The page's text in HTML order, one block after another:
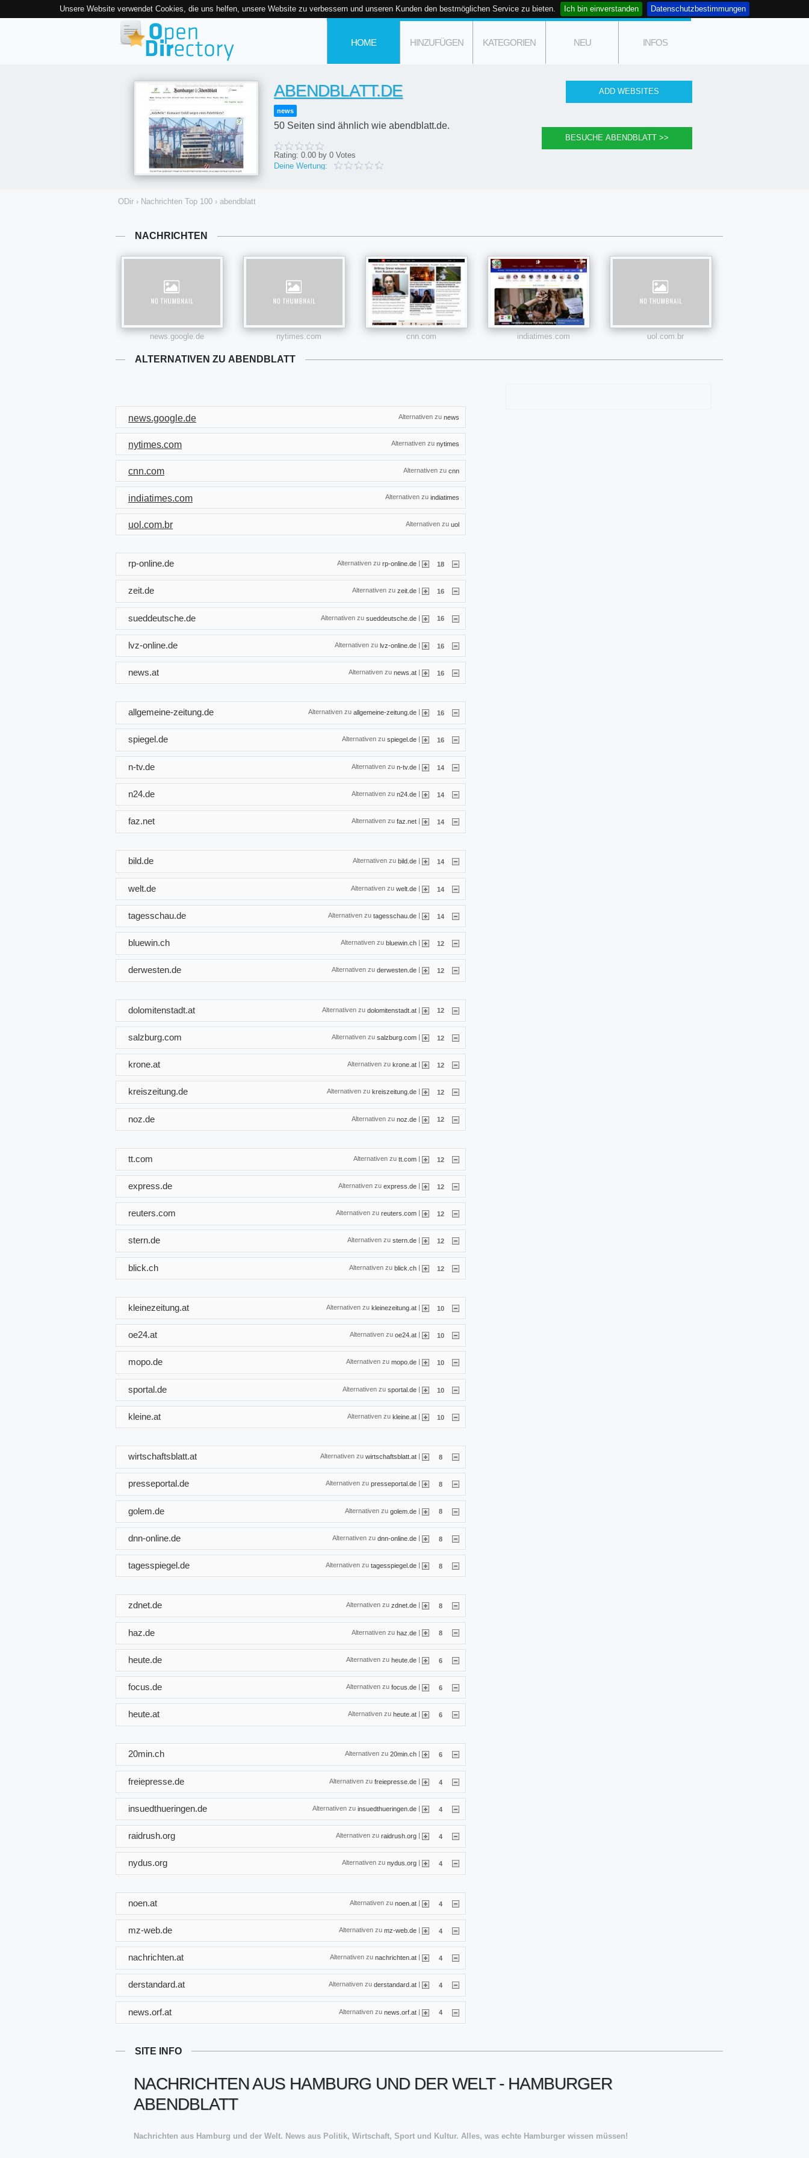
Unsere Website verwendet Cookies, die uns helfen, unsere Website zu verbessern und unseren Kunden den bestmöglichen Service zu bieten. Ich bin einverstanden Datenschutzbestimmungen
HOME HINZUFÜGEN KATEGORIEN NEU INFOS
ABENDBLATT.DE
news
50 Seiten sind ähnlich wie abendblatt.de.
Rating: 0.00 by 0 Votes
Deine Wertung:
ODir › Nachrichten Top 100 › abendblatt
NACHRICHTEN
news.google.de nytimes.com cnn.com indiatimes.com uol.com.br
ALTERNATIVEN ZU ABENDBLATT
Alternativen zu news
news.google.de
Alternativen zu nytimes
nytimes.com
Alternativen zu cnn
cnn.com
Alternativen zu indiatimes
indiatimes.com
Alternativen zu uol
uol.com.br
Alternativen zu rp-online.de | 18
rp-online.de
Alternativen zu zeit.de 16
zeit.de
Alternativen zu sueddeutsche.de | 16
sueddeutsche.de
Alternativen zu lvz-online.de | 16
lvz-online.de
Alternativen zu news.at | 16
news.at
Alternativen zu allgemeine-zeitung.de 16
allgemeine-zeitung.de
Alternativen zu spiegel.de 16
spiegel.de
Alternativen zu n-tv.de | 14
n-tv.de
Alternativen zu n24.de | 14
n24.de
Alternativen zu faz.net | 14
faz.net
Alternativen zu bild.de 14
bild.de
Alternativen zu welt.de | 14
welt.de
Alternativen zu tagesschau.de | 14
tagesschau.de
Alternativen zu bluewin.ch | 12
bluewin.ch
Alternativen zu derwesten.de 12
derwesten.de
Alternativen zu dolomitenstadt.at | 12
dolomitenstadt.at
Alternativen zu salzburg.com | 12
salzburg.com
Alternativen zu krone.at | 12
krone.at
Alternativen zu kreiszeitung.de 12
kreiszeitung.de
Alternativen zu noz.de | 12
noz.de
Alternativen zu tt.com | 12
tt.com
Alternativen zu express.de | 12
express.de
Alternativen zu reuters.com 12
reuters.com
Alternativen zu stern.de 12
stern.de
Alternativen zu blick.ch | 12
blick.ch
Alternativen zu kleinezeitung.at | 10
kleinezeitung.at
Alternativen zu oe24.at | 10
oe24.at
Alternativen zu mopo.de 10
mopo.de
Alternativen zu sportal.de | 10
sportal.de
Alternativen zu kleine.at | 10
kleine.at
Alternativen zu wirtschaftsblatt.at | 8
wirtschaftsblatt.at
Alternativen zu presseportal.de 8
presseportal.de
Alternativen zu golem.de | 8
golem.de
Alternativen zu dnn-online.de | 8
dnn-online.de
Alternativen zu tagesspiegel.de | 8
tagesspiegel.de
Alternativen zu zdnet.de 8
zdnet.de
Alternativen zu haz.de | 8
haz.de
Alternativen zu heute.de | 6
heute.de
Alternativen zu focus.de | 6
focus.de
Alternativen zu heute.at 6
heute.at
Alternativen zu 20min.ch 6
20min.ch
Alternativen zu freiepresse.de | 4
freiepresse.de
Alternativen zu insuedthueringen.de | 4
insuedthueringen.de
Alternativen zu raidrush.org | 4
raidrush.org
Alternativen zu nydus.org 4
nydus.org
Alternativen zu noen.at | 4
noen.at
Alternativen zu mz-web.de | 4
mz-web.de
Alternativen zu nachrichten.at | 4
nachrichten.at
Alternativen zu derstandard.at 4
derstandard.at
Alternativen zu news.orf.at | 4
news.orf.at
SITE INFO
NACHRICHTEN AUS HAMBURG UND DER WELT - HAMBURGER
ABENDBLATT
Nachrichten aus Hamburg und der Welt. News aus Politik, Wirtschaft, Sport und Kultur. Alles, was echte Hamburger wissen müssen!